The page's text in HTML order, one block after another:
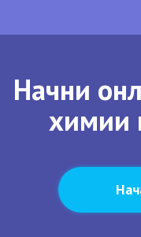
Начни
химии